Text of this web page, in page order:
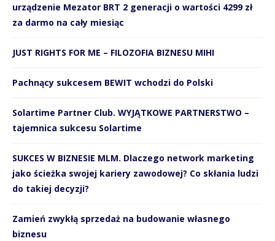
urządzenie Mezator BRT 2 generacji o wartości 4299 zł
za darmo na cały miesiąc
JUST RIGHTS FOR ME – FILOZOFIA BIZNESU MIHI
Pachnący sukcesem BEWIT wchodzi do Polski
Solartime Partner Club. WYJĄTKOWE PARTNERSTWO –
tajemnica sukcesu Solartime
SUKCES W BIZNESIE MLM. Dlaczego network marketing
jako ścieżka swojej kariery zawodowej? Co skłania ludzi
do takiej decyzji?
Zamień zwykłą sprzedaż na budowanie własnego
biznesu